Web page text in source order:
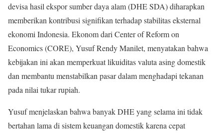
devisa hasil ekspor sumber daya alam (DHE SDA) diharapkan
memberikan kontribusi signifikan terhadap stabilitas eksternal
ekonomi Indonesia. Ekonom dari Center of Reform on
Economics (CORE), Yusuf Rendy Manilet, menyatakan bahwa
kebijakan ini akan memperkuat likuiditas valuta asing domestik
dan membantu menstabilkan pasar dalam menghadapi tekanan
pada nilai tukar rupiah.
Yusuf menjelaskan bahwa banyak DHE yang selama ini tidak
bertahan lama di sistem keuangan domestik karena cepat